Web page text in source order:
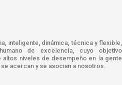
inteligente, dinámica, técnica y flexible,
de excelencia, cuyo objetivo
niveles de desempeño en la gente
acercan y se asocian a nosotros.